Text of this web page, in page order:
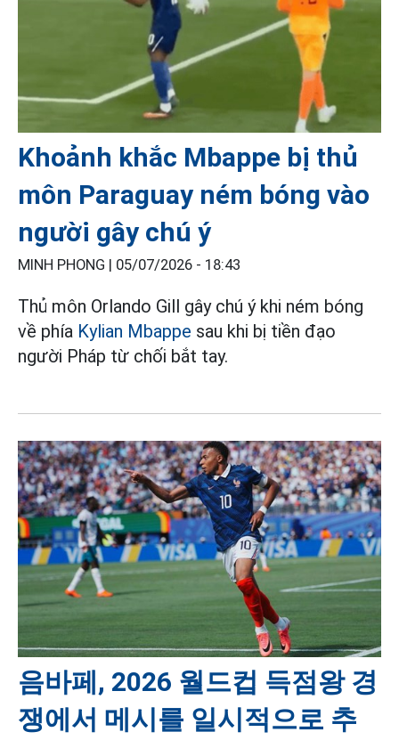
Khoảnh khắc Mbappe bị thủ
môn Paraguay ném bóng vào
người gây chú ý
MINH PHONG | 05/07/2026 - 18:43
Thủ môn Orlando Gill gây chú ý khi ném bóng
về phía Kylian Mbappe sau khi bị tiền đạo
người Pháp từ chối bắt tay.
음바페, 2026 월드컵 득점왕 경
쟁에서 메시를 일시적으로 추